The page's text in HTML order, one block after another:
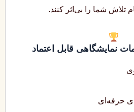
تلاش شما را بی‌اثر کنند.
نمایشگاهی قابل اعتماد
حرفه‌ای